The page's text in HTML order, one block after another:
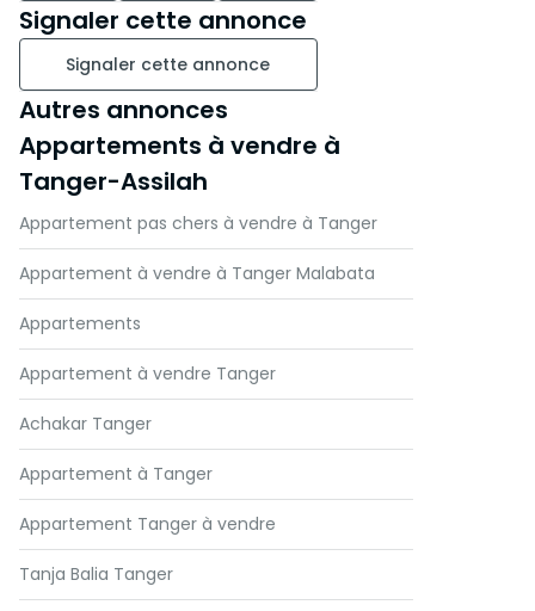
Signaler cette annonce
Signaler cette annonce
Autres annonces
Appartements à vendre à
Tanger-Assilah
Appartement pas chers à vendre à Tanger
Appartement à vendre à Tanger Malabata
Appartements
Appartement à vendre Tanger
Achakar Tanger
Appartement à Tanger
Appartement Tanger à vendre
Tanja Balia Tanger